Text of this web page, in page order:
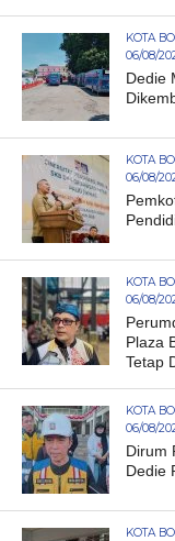
KOTA
06/08/
Dedie
KOTA
06/08/
KOTA
06/08/
Plaza
Tetap
KOTA
06/08/
Dirum
Dedie
KOTA